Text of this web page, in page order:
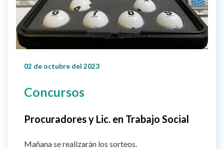
02 de octubre del 2023
Concursos
Procuradores y Lic. en Trabajo Social
Mañana se realizarán los sorteos.